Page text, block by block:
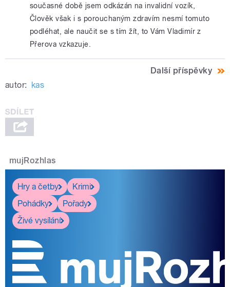
současné době jsem odkázán na invalidní vozík,
Člověk však i s porouchaným zdravím nesmí tomuto
podléhat, ale naučit se s tím žít, to Vám Vladimír z
Přerova vzkazuje.
Další příspěvky
autor: kas
mujRozhlas
Hry a četby
Krimi
Pohádky
Pořady
Živé vysílání